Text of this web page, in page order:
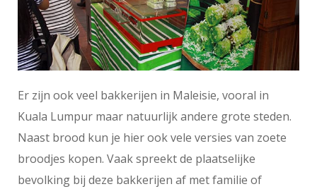
Er zijn ook veel bakkerijen in Maleisie, vooral in
Kuala Lumpur maar natuurlijk andere grote steden.
Naast brood kun je hier ook vele versies van zoete
broodjes kopen. Vaak spreekt de plaatselijke
bevolking bij deze bakkerijen af met familie of